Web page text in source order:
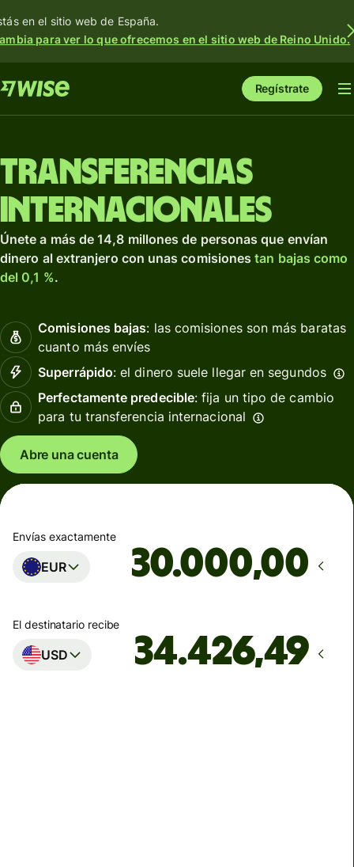
en el sitio web de España.
para ver lo que ofrecemos en el sitio web de Reino Unido.
Regístrate
Transferencias
internacionales
Únete a más de 14,8 millones de personas que envían
dinero al extranjero con unas comisionestan bajas como
del 0,1 %.
Comisiones bajas: las comisiones son más baratas
cuanto más envíes
Superrápido: el dinero suele llegar en segundos
Perfectamente predecible: fija un tipo de cambio
para tu transferencia internacional
Abre una cuenta
Envías exactamente
EUR ,00
El destinatario recibe
USD